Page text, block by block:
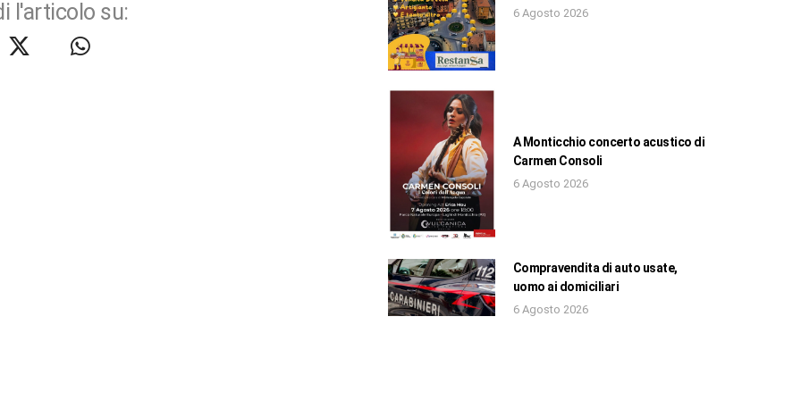
l'articolo su: 6 Agosto 2026
A Monticchio concerto acustico di
Carmen Consoli
6 Agosto 2026
Compravendita di auto usate,
uomo ai domiciliari
6 Agosto 2026